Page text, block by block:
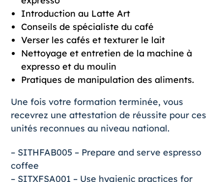
Introduction au Latte Art
Conseils de spécialiste du café
Verser les cafés et texturer le lait
Nettoyage et entretien de la machine à
expresso et du moulin
Pratiques de manipulation des aliments.
Une fois votre formation terminée, vous
recevrez une attestation de réussite pour ces
unités reconnues au niveau national.
– SITHFAB005 – Prepare and serve espresso
coffee
– SITXFSA001 – Use hygienic practices for